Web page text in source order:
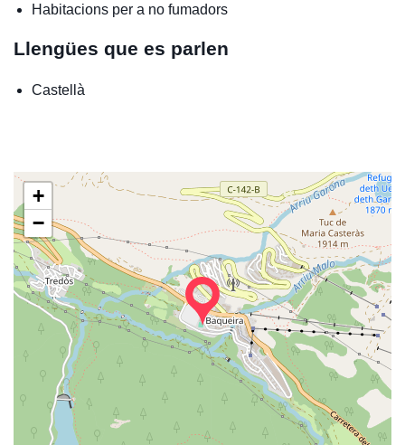
Habitacions per a no fumadors
Llengües que es parlen
Castellà
+
−